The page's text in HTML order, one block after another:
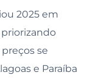
2025 em
se
e Paraíba